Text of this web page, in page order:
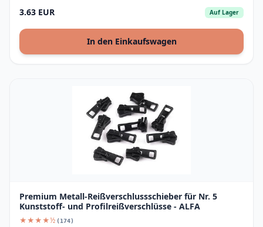
3.63 EUR Auf Lager
In den Einkaufswagen
Premium Metall-Reißverschlussschieber für Nr. 5
Kunststoff- und Profilreißverschlüsse - ALFA
★★★★½ (174)